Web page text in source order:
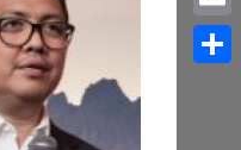
Email